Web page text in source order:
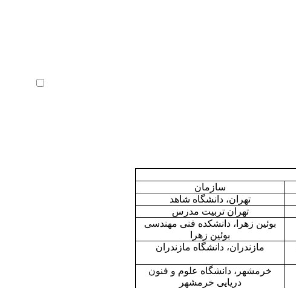
سازمان
تهران، دانشگاه شاهد
تهران تربیت مدرس
بوئین زهرا، دانشکده فنی مهندسی
بوئین زهرا
مازندران، دانشگاه مازندران
خرمشهر، دانشگاه علوم و فنون
دریایی خرمشهر